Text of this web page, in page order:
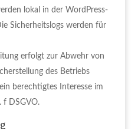
lokal in der WordPress-
Sicherheitslogs werden für
erfolgt zur Abwehr von
des Betriebs
berechtigtes Interesse im
f DSGVO.